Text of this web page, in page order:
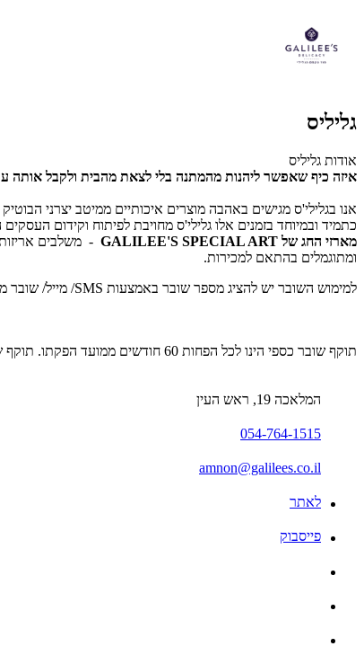
גליליס
אודות גליליס
איזה כיף שאפשר ליהנות מהמתנה בלי לצאת מהבית ולקבל אותה
אנו בגלילי'ס מגישים באהבה מוצרים איכותיים ממיטב יצרני הבוטיק
כתמיד ובמיוחד בזמנים אלו גלילי'ס מחויבת לפיתוח וקידום
מארזי החג של GALILEE'S SPECIAL ART
- משלבים
ומתוגמלים בהתאם למכירות.
למימוש השובר יש להציג מספר שובר באמצעות SMS/ מייל/ שובר מודפס. למשלוח או לפרטים נוספים: 03-7945469.
תוקף שובר כספי הינו לכל הפחות 60 חודשים ממועד הפקתו. תוקף שובר לרכישת מוצר או שירות מסויים יהיה לכל הפחות 24 חודשים ממועד הפקתו
המלאכה 19, ראש העין
054-764-1515
amnon@galilees.co.il
לאתר
פייסבוק